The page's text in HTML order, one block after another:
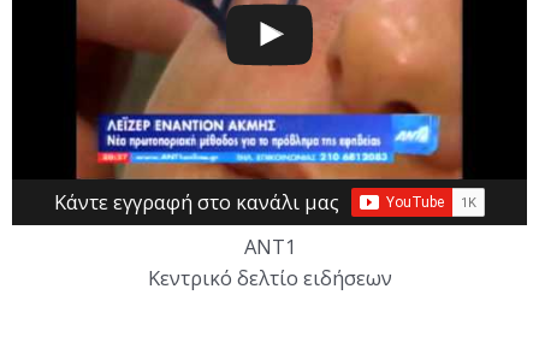
Κάντε εγγραφή στο κανάλι μας
ΑΝΤ1
Κεντρικό δελτίο ειδήσεων